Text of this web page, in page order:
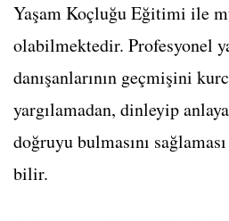
Yaşam Koçluğu Eğitimi ile
olabilmektedir. Profesyonel
danışanlarının geçmişini
yargılamadan, dinleyip
doğruyu bulmasını
bilir.